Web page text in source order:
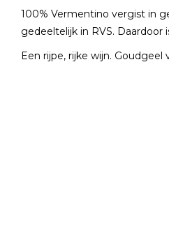
100% Vermentino vergist in
gedeeltelijk in RVS.
Een rijpe, rijke wijn.